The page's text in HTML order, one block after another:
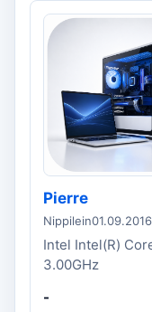
Pierre
Nippilein01.09.2016
Intel Intel(R)
3.00GHz
-